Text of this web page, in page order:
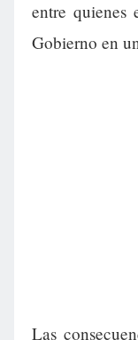
entre quienes
Gobierno en
Las